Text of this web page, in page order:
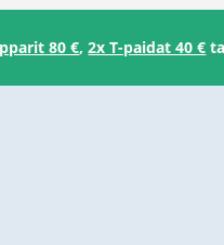
80 €,2x T-paidat 40 €